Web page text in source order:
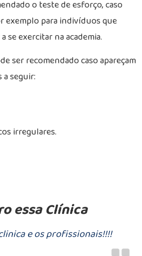
o teste de esforço, caso
exemplo para indivíduos que
se exercitar na academia.
ser recomendado caso apareçam
seguir:
irregulares.
essa Clínica
e os profissionais!!!!